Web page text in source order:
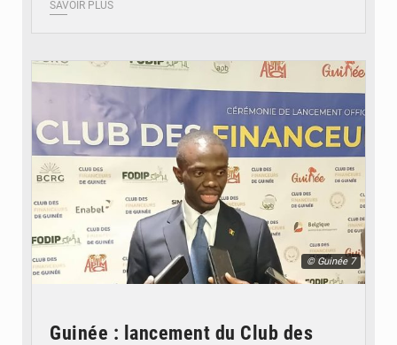
SAVOIR PLUS
© Guinée 7
Guinée : lancement du Club des